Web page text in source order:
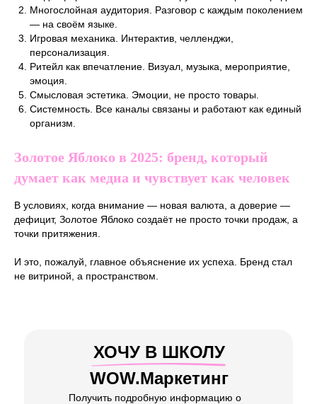
Многослойная аудитория. Разговор с каждым поколением
— на своём языке.
Игровая механика. Интерактив, челленджи,
персонализация.
Ритейл как впечатление. Визуал, музыка, мероприятие,
эмоция.
Смысловая эстетика. Эмоции, не просто товары.
Системность. Все каналы связаны и работают как единый
организм.
Золотое Яблоко в 2025: бренд, который
думает как медиа и чувствует как человек
В условиях, когда внимание — новая валюта, а доверие —
дефицит, Золотое Яблоко создаёт не просто точки продаж, а
точки притяжения.
И это, пожалуй, главное объяснение их успеха. Бренд стал
не витриной, а пространством.
ХОЧУ В ШКОЛУ
WOW.Маркетинг
Получить подробную информацию о